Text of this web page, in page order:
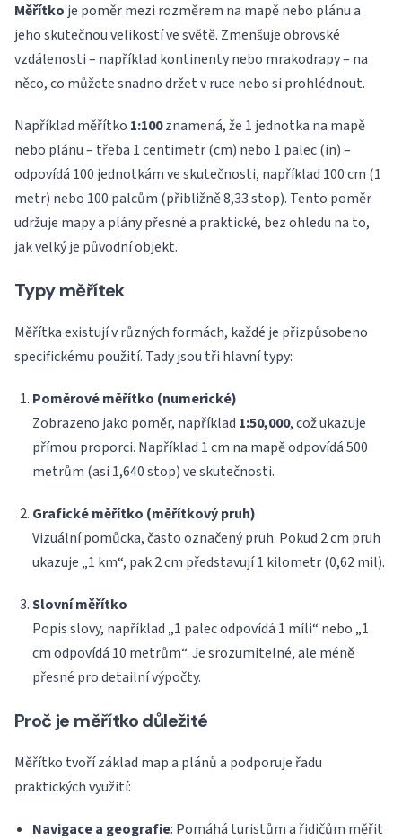
Měřítko je poměr mezi rozměrem na mapě nebo plánu a
jeho skutečnou velikostí ve světě. Zmenšuje obrovské
vzdálenosti – například kontinenty nebo mrakodrapy – na
něco, co můžete snadno držet v ruce nebo si prohlédnout.
Například měřítko 1:100znamená, že 1 jednotka na mapě
nebo plánu – třeba 1 centimetr (cm) nebo 1 palec (in) –
odpovídá 100 jednotkám ve skutečnosti, například 100 cm (1
metr) nebo 100 palcům (přibližně 8,33 stop). Tento poměr
udržuje mapy a plány přesné a praktické, bez ohledu na to,
jak velký je původní objekt.
Typy měřítek
Měřítka existují v různých formách, každé je přizpůsobeno
specifickému použití. Tady jsou tři hlavní typy:
Poměrové měřítko (numerické)
Zobrazeno jako poměr, například 1:50,000, což ukazuje
přímou proporci. Například 1 cm na mapě odpovídá 500
metrům (asi 1,640 stop) ve skutečnosti.
Grafické měřítko (měřítkový pruh)
Vizuální pomůcka, často označený pruh. Pokud 2 cm pruh
ukazuje „1 km“, pak 2 cm představují 1 kilometr (0,62 mil).
Slovní měřítko
Popis slovy, například „1 palec odpovídá 1 míli“ nebo „1
cm odpovídá 10 metrům“. Je srozumitelné, ale méně
přesné pro detailní výpočty.
Proč je měřítko důležité
Měřítko tvoří základ map a plánů a podporuje řadu
praktických využití:
Navigace a geografie: Pomáhá turistům a řidičům měřit